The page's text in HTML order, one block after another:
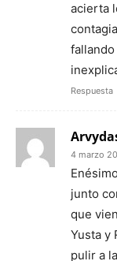
acierta
Respuesta
4 marzo
junto
que
Yusta y
pulir a